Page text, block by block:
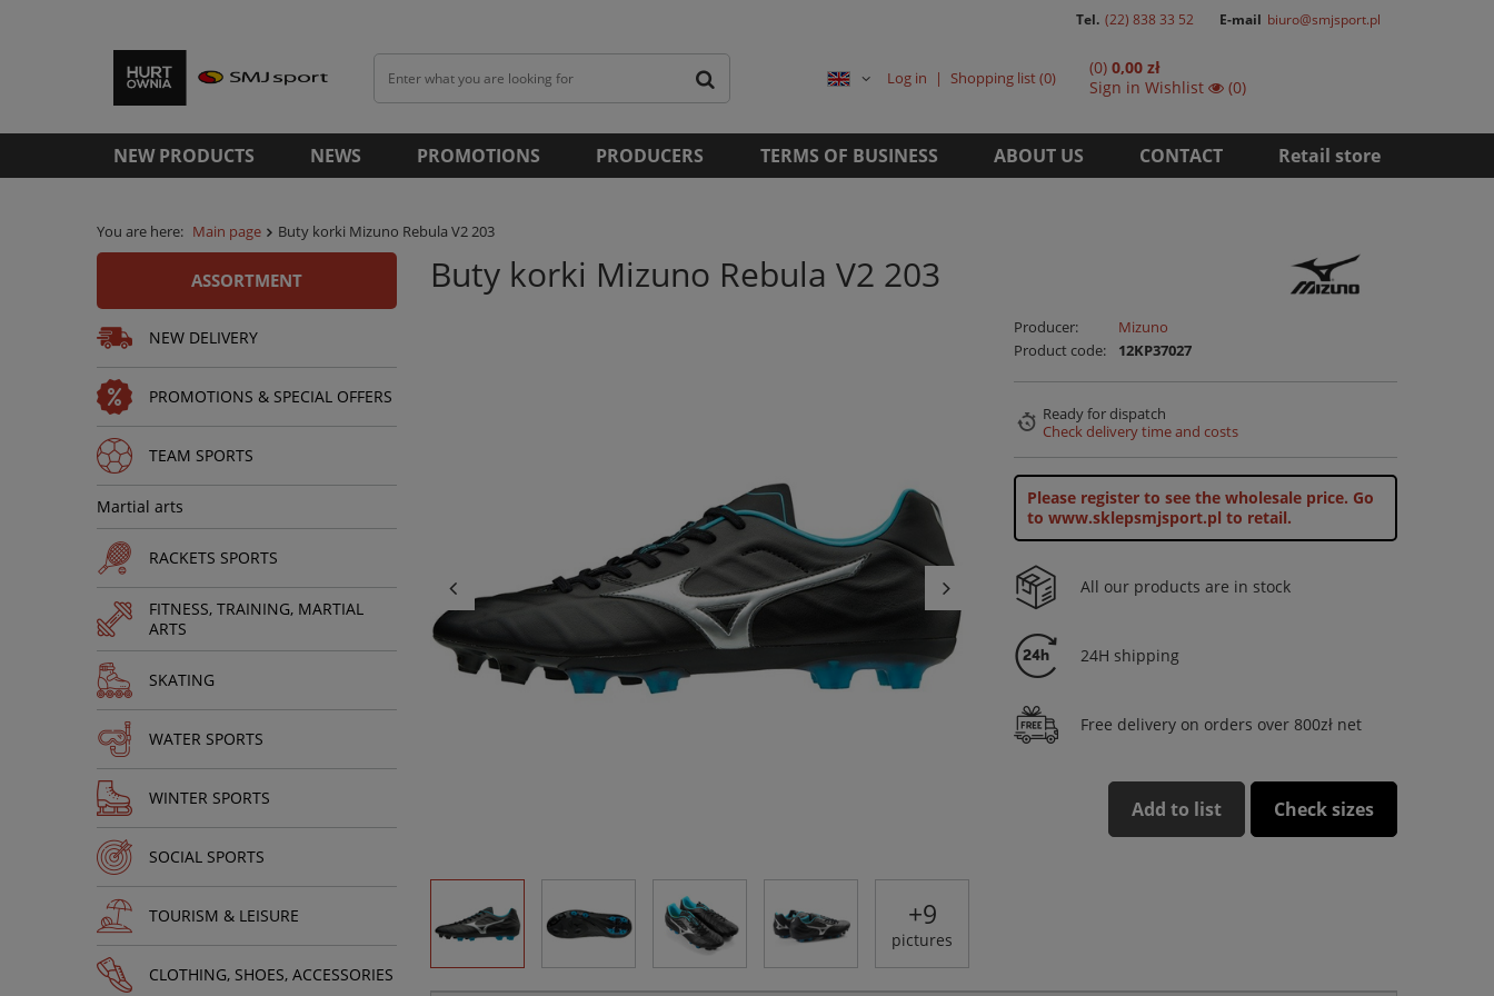
Tel. (22) 838 33 52 E-mail biuro@smjsport.pl
Log in Shopping list 0 (0) 0,00 zł
Sign in Wishlist (0)
NEW PRODUCTS NEWS PROMOTIONS PRODUCERS TERMS OF BUSINESS ABOUT US CONTACT Retail store
You are here: Main page Buty korki Mizuno Rebula V2 203
ASSORTMENT
NEW DELIVERY
PROMOTIONS & SPECIAL OFFERS
TEAM SPORTS
Martial arts
RACKETS SPORTS
FITNESS, TRAINING, MARTIAL
ARTS
SKATING
WATER SPORTS
WINTER SPORTS
SOCIAL SPORTS
TOURISM & LEISURE
CLOTHING, SHOES, ACCESSORIES
Buty korki Mizuno Rebula V2 203
+9
pictures
Producer:
Mizuno
Product code:
12KP37027
Ready for dispatch
Check delivery time and costs
Please register to see the wholesale price. Go
to www.sklepsmjsport.pl to retail.
All our products are in stock
24H shipping
Free delivery on orders over 800zł net
Add to list Check sizes